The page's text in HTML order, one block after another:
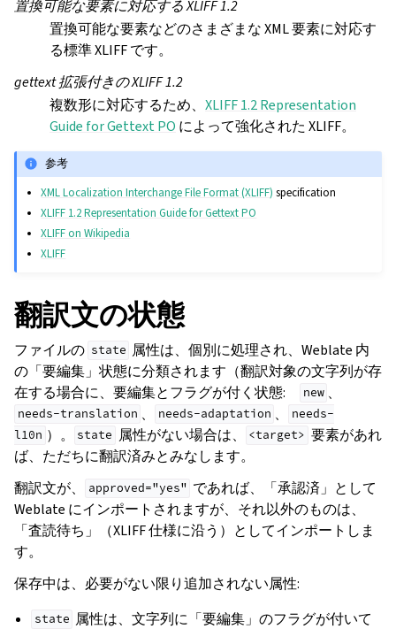
置換可能な要素に対応する XLIFF 1.2
置換可能な要素などのさまざまな XML 要素に対応す
る標準 XLIFF です。
gettext 拡張付きの XLIFF 1.2
複数形に対応するため、 XLIFF 1.2 Representation
Guide for Gettext PO によって強化された XLIFF。
参考
XML Localization Interchange File Format (XLIFF) specification
XLIFF 1.2 Representation Guide for Gettext PO
XLIFF on Wikipedia
XLIFF
翻訳文の状態
ファイルの state 属性は、個別に処理され、Weblate 内
の「要編集」状態に分類されます（翻訳対象の文字列が存
在する場合に、要編集とフラグが付く状態:
new 、
needs-translation 、 needs-adaptation 、
needs-
l10n ）。 state 属性がない場合は、 <target> 要素があれ
ば、ただちに翻訳済みとみなします。
翻訳文が、
approved="yes" であれば、「承認済」として
Weblate にインポートされますが、それ以外のものは、
「査読待ち」（XLIFF 仕様に沿う）としてインポートしま
す。
保存中は、必要がない限り追加されない属性:
state 属性は、文字列に「要編集」のフラグが付いて